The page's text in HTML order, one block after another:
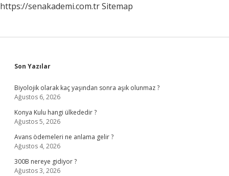
https://senakademi.com.trSitemap
Sidebar
Son Yazılar
Biyolojik olarak kaç yaşından sonra aşık olunmaz ?
Ağustos 6, 2026
Konya Kulu hangi ülkededir ?
Ağustos 5, 2026
Avans ödemeleri ne anlama gelir ?
Ağustos 4, 2026
300B nereye gidiyor ?
Ağustos 3, 2026